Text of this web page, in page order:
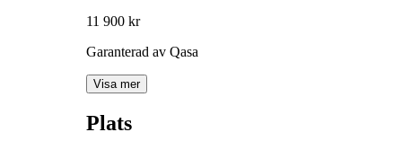
11 900 kr
Garanterad av Qasa
Visa mer
Plats